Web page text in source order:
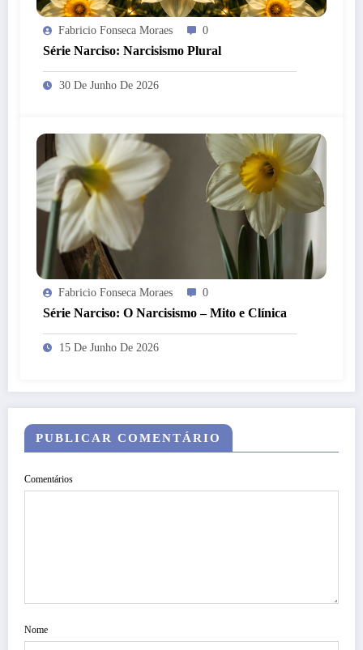
Fabricio Fonseca Moraes 0
Série Narciso: Narcisismo Plural
30 De Junho De 2026
Fabricio Fonseca Moraes 0
Série Narciso: O Narcisismo – Mito e Clínica
15 De Junho De 2026
PUBLICAR COMENTÁRIO
Comentários
Nome